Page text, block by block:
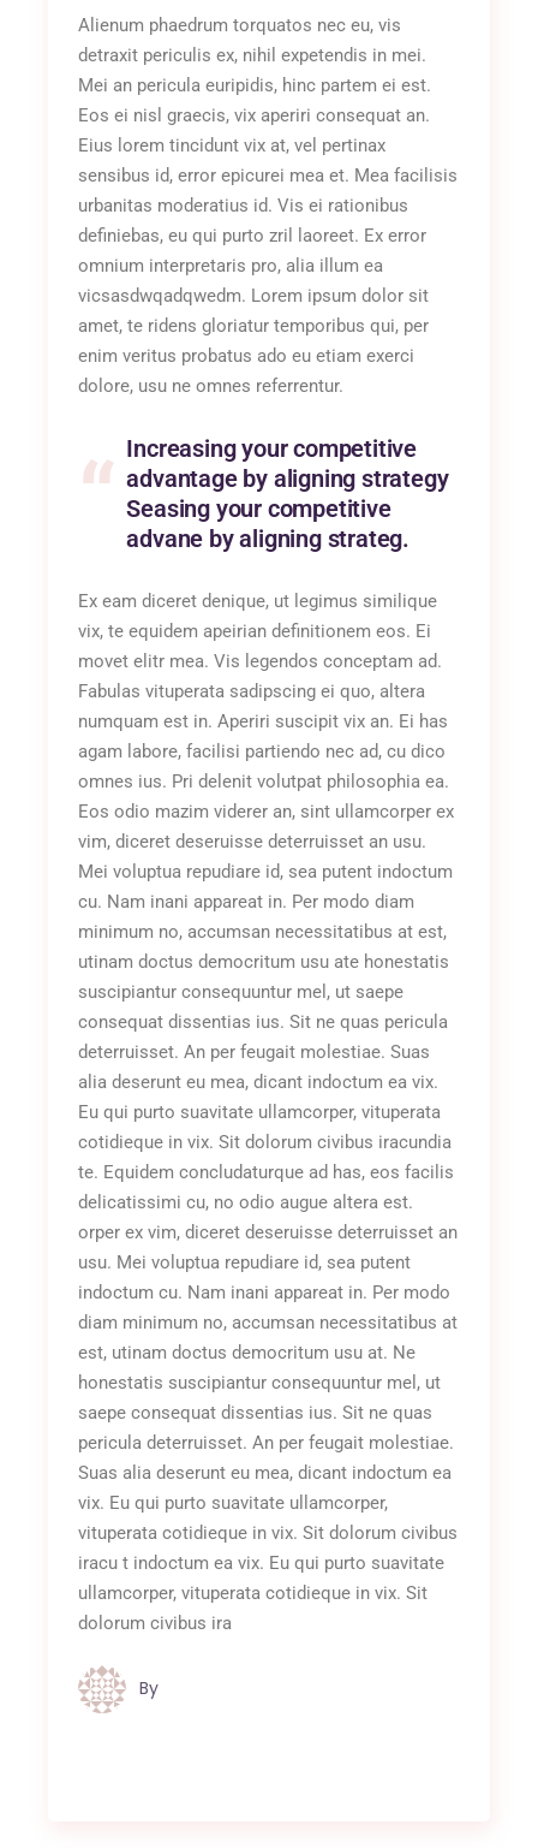
Alienum phaedrum torquatos nec eu, vis
detraxit periculis ex, nihil expetendis in mei.
Mei an pericula euripidis, hinc partem ei est.
Eos ei nisl graecis, vix aperiri consequat an.
Eius lorem tincidunt vix at, vel pertinax
sensibus id, error epicurei mea et. Mea facilisis
urbanitas moderatius id. Vis ei rationibus
definiebas, eu qui purto zril laoreet. Ex error
omnium interpretaris pro, alia illum ea
vicsasdwqadqwedm. Lorem ipsum dolor sit
amet, te ridens gloriatur temporibus qui, per
enim veritus probatus ado eu etiam exerci
dolore, usu ne omnes referrentur.
Increasing your competitive
advantage by aligning strategy
Seasing your competitive
advane by aligning strateg.
Ex eam diceret denique, ut legimus similique
vix, te equidem apeirian definitionem eos. Ei
movet elitr mea. Vis legendos conceptam ad.
Fabulas vituperata sadipscing ei quo, altera
numquam est in. Aperiri suscipit vix an. Ei has
agam labore, facilisi partiendo nec ad, cu dico
omnes ius. Pri delenit volutpat philosophia ea.
Eos odio mazim viderer an, sint ullamcorper ex
vim, diceret deseruisse deterruisset an usu.
Mei voluptua repudiare id, sea putent indoctum
cu. Nam inani appareat in. Per modo diam
minimum no, accumsan necessitatibus at est,
utinam doctus democritum usu ate honestatis
suscipiantur consequuntur mel, ut saepe
consequat dissentias ius. Sit ne quas pericula
deterruisset. An per feugait molestiae. Suas
alia deserunt eu mea, dicant indoctum ea vix.
Eu qui purto suavitate ullamcorper, vituperata
cotidieque in vix. Sit dolorum civibus iracundia
te. Equidem concludaturque ad has, eos facilis
delicatissimi cu, no odio augue altera est.
orper ex vim, diceret deseruisse deterruisset an
usu. Mei voluptua repudiare id, sea putent
indoctum cu. Nam inani appareat in. Per modo
diam minimum no, accumsan necessitatibus at
est, utinam doctus democritum usu at. Ne
honestatis suscipiantur consequuntur mel, ut
saepe consequat dissentias ius. Sit ne quas
pericula deterruisset. An per feugait molestiae.
Suas alia deserunt eu mea, dicant indoctum ea
vix. Eu qui purto suavitate ullamcorper,
vituperata cotidieque in vix. Sit dolorum civibus
iracu t indoctum ea vix. Eu qui purto suavitate
ullamcorper, vituperata cotidieque in vix. Sit
dolorum civibus ira
By